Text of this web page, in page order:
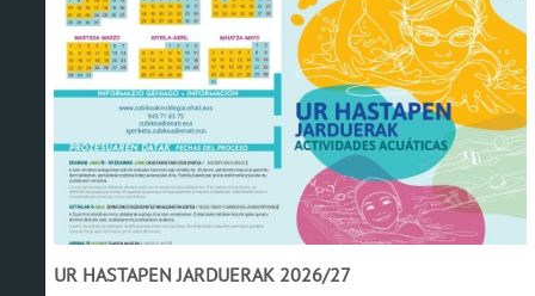
UR HASTAPEN JARDUERAK 2026/27